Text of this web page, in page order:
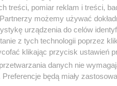
treści, pomiar reklam i treści,
możemy używać
urządzenia do celów
z tych technologii poprzez
klikając przycisk ustawień
danych nie
będą miały